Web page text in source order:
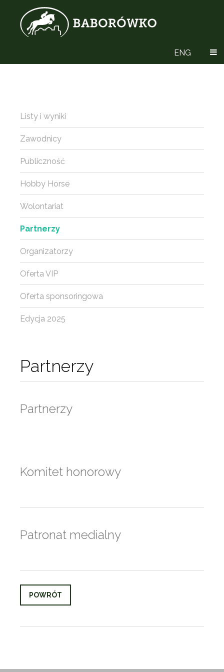
ENG
Partnerzy
Partnerzy
Komitet honorowy
Patronat medialny
POWRÓT
Listy i wyniki
Zawodnicy
Publiczność
Hobby Horse
Wolontariat
Partnerzy
Organizatorzy
Oferta VIP
Oferta sponsoringowa
Edycja 2025